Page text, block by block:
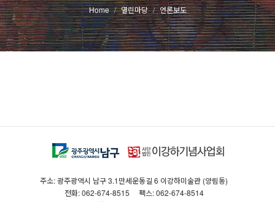
Home 열린마당 언론보도
주소: 광주광역시 남구 3.1만세운동길 6 이강하미술관 (양림동)
전화: 062-674-8515
팩스: 062-674-8514